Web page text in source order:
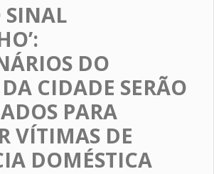
SINAL
DO
CIDADE SERÃO
PARA
VÍTIMAS DE
DOMÉSTICA